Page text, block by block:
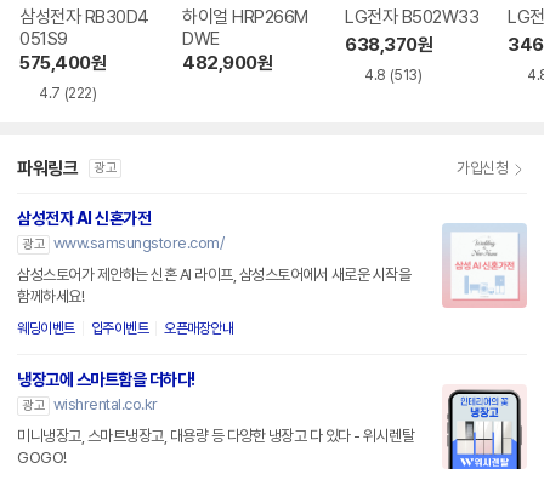
삼성전자 RB30D4
051S9
575,400원
4.7 (222)
하이얼 HRP266M
DWE
482,900원
LG전자 B502W33
638,370원
4.8 (513)
LG
파워링크 광고 가입신청
삼성전자 AI 신혼가전
광고 www.samsungstore.com/
삼성스토어가 제안하는 신혼 AI 라이프, 삼성스토어에서 새로운 시작을
함께하세요!
웨딩이벤트 입주이벤트 오픈매장안내
냉장고에 스마트함을 더하다!
광고 wishrental.co.kr
미니냉장고, 스마트냉장고, 대용량 등 다양한 냉장고 다 있다 - 위시렌탈
GOGO!